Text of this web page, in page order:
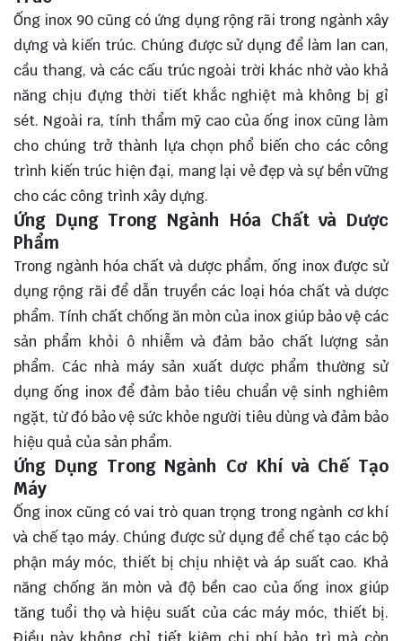
Ống inox 90 cũng có ứng dụng rộng rãi trong ngành xây
dựng và kiến trúc. Chúng được sử dụng để làm lan can,
cầu thang, và các cấu trúc ngoài trời khác nhờ vào khả
năng chịu đựng thời tiết khắc nghiệt mà không bị gỉ
sét. Ngoài ra, tính thẩm mỹ cao của ống inox cũng làm
cho chúng trở thành lựa chọn phổ biến cho các công
trình kiến trúc hiện đại, mang lại vẻ đẹp và sự bền vững
cho các công trình xây dựng.
Ứng Dụng Trong Ngành Hóa Chất và Dược
Phẩm
Trong ngành hóa chất và dược phẩm, ống inox được sử
dụng rộng rãi để dẫn truyền các loại hóa chất và dược
phẩm. Tính chất chống ăn mòn của inox giúp bảo vệ các
sản phẩm khỏi ô nhiễm và đảm bảo chất lượng sản
phẩm. Các nhà máy sản xuất dược phẩm thường sử
dụng ống inox để đảm bảo tiêu chuẩn vệ sinh nghiêm
ngặt, từ đó bảo vệ sức khỏe người tiêu dùng và đảm bảo
hiệu quả của sản phẩm.
Ứng Dụng Trong Ngành Cơ Khí và Chế Tạo
Máy
Ống inox cũng có vai trò quan trọng trong ngành cơ khí
và chế tạo máy. Chúng được sử dụng để chế tạo các bộ
phận máy móc, thiết bị chịu nhiệt và áp suất cao. Khả
năng chống ăn mòn và độ bền cao của ống inox giúp
tăng tuổi thọ và hiệu suất của các máy móc, thiết bị.